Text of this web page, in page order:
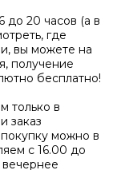
до 20 часов (а в
где
вы можете на
получение
бесплатно!
только в
заказ
покупку можно в
с 16.00 до